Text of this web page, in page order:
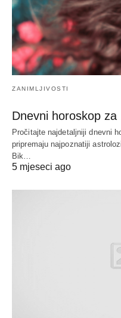
ZANIMLJIVOSTI
Dnevni horoskop
Pročitajte najdetaljniji dnevni
pripremaju najpoznatiji
Bik…
5 mjeseci ago